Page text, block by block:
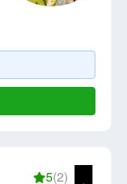
5(2)